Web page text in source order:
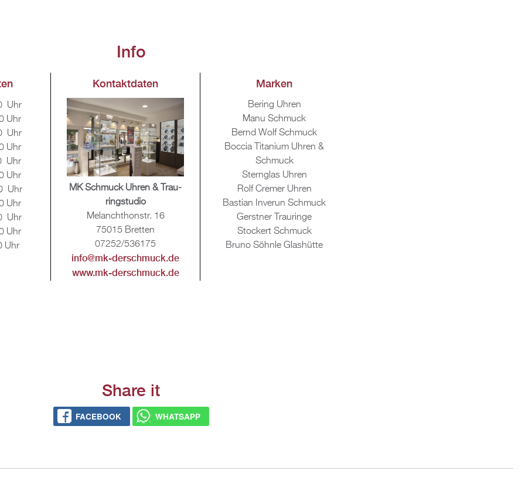
Info
Uhr
Uhr
Uhr
Uhr
Uhr
Uhr
Uhr
Uhr
Uhr
Uhr
Uhr
Kon­takt­da­ten
MK Schmuck Uhren & Trau­
ring­stu­dio
Me­lan­chthon­str. 16
75015 Brett­en
07252/536175
info@​mk-​derschmuck.​de
www.​mk-​derschmuck.​de
Mar­ken
Be­ring Uhren
Manu Schmuck
Bernd Wolf Schmuck
Boc­cia Ti­ta­ni­um Uhren &
Schmuck
Stern­glas Uhren
Rolf Cre­mer Uhren
Bas­ti­an In­ver­un Schmuck
Gerst­ner Trau­rin­ge
Sto­ckert Schmuck
Bruno Söhn­le Glas­hüt­te
Share it
FACE­BOOK WHATS­APP